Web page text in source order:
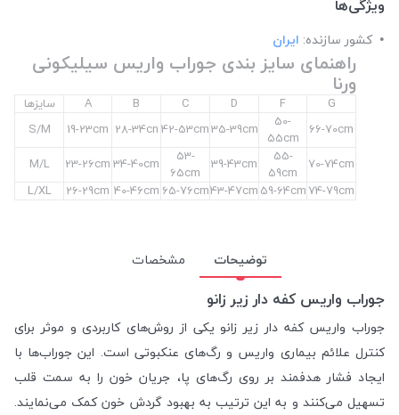
ویژگی‌ها
کشور سازنده: ایران
راهنمای سایز بندی جوراب واریس سیلیکونی
ورنا
G
F
D
C
B
A
سایزها
66-70cm
50-
55cm
35-39cm
42-53cm
28-34cn
19-23cm
S/M
70-74cm
55-
59cm
39-43cm
53-
65cm
34-40cm
23-26cm
M/L
74-79cm
59-64cm
43-47cm
65-76cm
40-46cm
26-29cm
L/XL
توضیحات مشخصات
جوراب واریس کفه دار زیر زانو
جوراب واریس کفه دار زیر زانو یکی از روش‌های کاربردی و موثر برای
کنترل علائم بیماری واریس و رگ‌های عنکبوتی است. این جوراب‌ها با
ایجاد فشار هدفمند بر روی رگ‌های پا، جریان خون را به سمت قلب
تسهیل می‌کنند و به این ترتیب به بهبود گردش خون کمک می‌نمایند.